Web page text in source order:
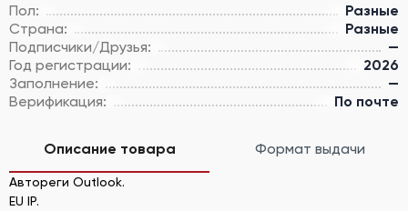
Пол:
Разные
Страна:
Разные
Подписчики/Друзья:
—
Год регистрации:
2026
Заполнение:
—
Верификация:
По почте
Описание товара Формат выдачи
Автореги Outlook.
EU IP.